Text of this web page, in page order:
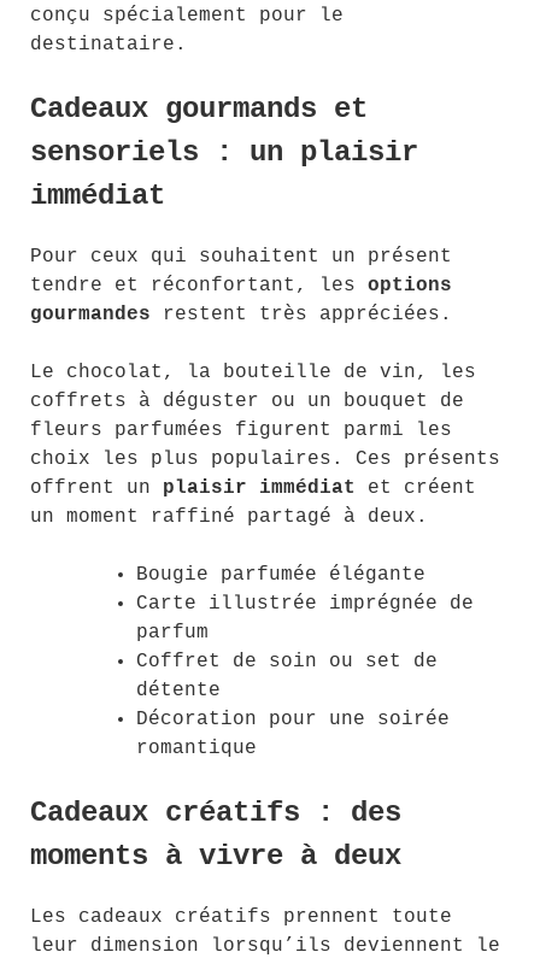
conçu spécialement pour le
destinataire.
Cadeaux gourmands et
sensoriels : un plaisir
immédiat
Pour ceux qui souhaitent un présent
tendre et réconfortant, les options
gourmandes restent très appréciées.
Le chocolat, la bouteille de vin, les
coffrets à déguster ou un bouquet de
fleurs parfumées figurent parmi les
choix les plus populaires. Ces présents
offrent un plaisir immédiat
et créent
un moment raffiné partagé à deux.
Bougie parfumée élégante
Carte illustrée imprégnée de
parfum
Coffret de soin ou set de
détente
Décoration pour une soirée
romantique
Cadeaux créatifs : des
moments à vivre à deux
Les cadeaux créatifs prennent toute
leur dimension lorsqu’ils deviennent le